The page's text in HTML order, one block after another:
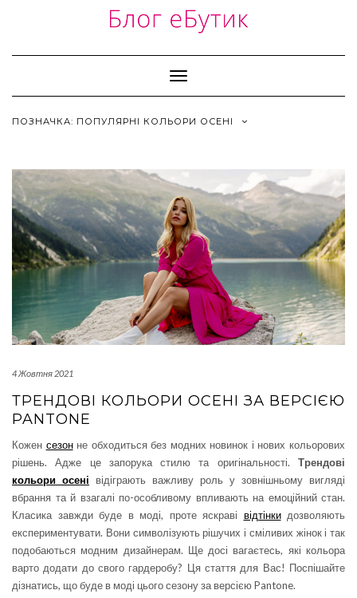
Toggle
Navigation
ПОЗНАЧКА: ПОПУЛЯРНІ КОЛЬОРИ ОСЕНІ
4 Жовтня 2021
ТРЕНДОВІ КОЛЬОРИ ОСЕНІ ЗА ВЕРСІЄЮ
PANTONE
Кожен сезонне обходиться без модних новинок і нових кольорових
рішень. Адже це запорука стилю та оригінальності. Трендові
кольори осені відіграють важливу роль у зовнішньому вигляді
вбрання та й взагалі по-особливому впливають на емоційний стан.
Класика завжди буде в моді, проте яскраві відтінкидозволяють
експериментувати. Вони символізують рішучих і сміливих жінок і так
подобаються модним дизайнерам. Ще досі вагаєтесь, які кольора
варто додати до свого гардеробу? Ця стаття для Вас! Поспішайте
дізнатись, що буде в моді цього сезону за версією Pantone.